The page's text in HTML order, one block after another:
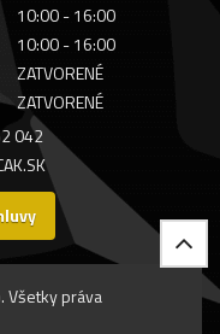
10:00 - 16:00
10:00 - 16:00
ZATVORENÉ
ZATVORENÉ
042
Všetky práva